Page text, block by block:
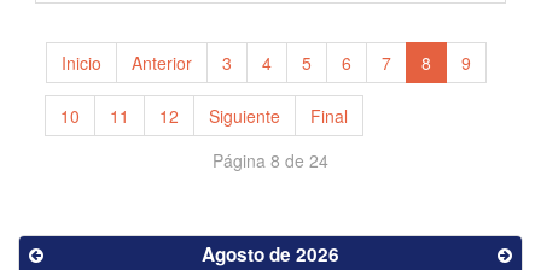
Inicio Anterior 3 4 5 6 7 8 9
10 11 12 Siguiente
Final
Página 8 de 24
Agosto de 2026